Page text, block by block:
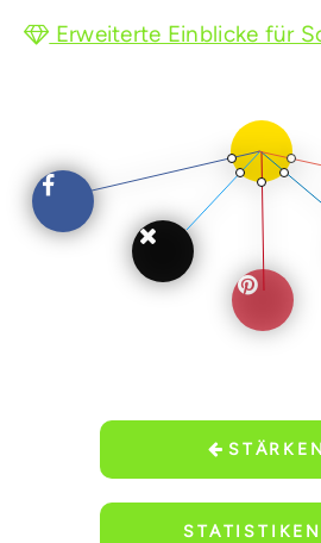
Erweiterte Einblicke für
STÄRKEN
STATISTIKEN